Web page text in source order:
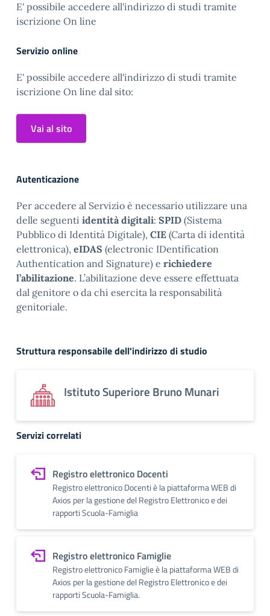
E' possibile accedere all'indirizzo di studi tramite
iscrizione On line
Servizio online
E' possibile accedere all'indirizzo di studi tramite
iscrizione On line dal sito:
Vai al sito
Autenticazione
Per accedere al Servizio è necessario utilizzare una
delle seguenti identità digitali: SPID (Sistema
Pubblico di Identità Digitale), CIE (Carta di identità
elettronica), eIDAS (electronic IDentification
Authentication and Signature) e richiedere
l’abilitazione. L’abilitazione deve essere effettuata
dal genitore o da chi esercita la responsabilità
genitoriale.
Struttura responsabile dell'indirizzo di studio
Istituto Superiore Bruno Munari
Servizi correlati
Registro elettronico Docenti
Registro elettronico Docenti è la piattaforma WEB di
Axios per la gestione del Registro Elettronico e dei
rapporti Scuola-Famiglia
Registro elettronico Famiglie
Registro elettronico Famiglie è la piattaforma WEB di
Axios per la gestione del Registro Elettronico e dei
rapporti Scuola-Famiglia.